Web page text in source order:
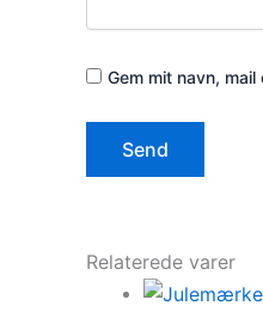
Gem mit navn,
Relaterede varer